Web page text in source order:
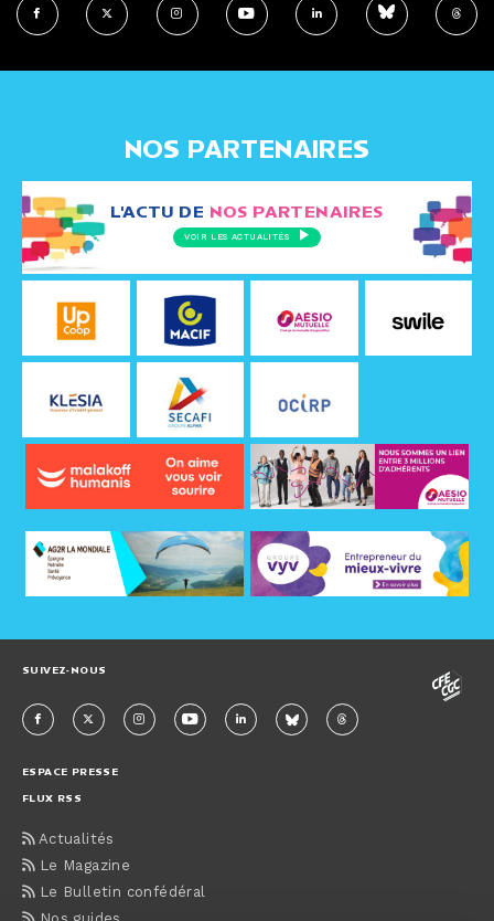
NOS PARTENAIRES
L'ACTU DE NOS PARTENAIRES
VOIR LES ACTUALITÉS
SUIVEZ-NOUS
ESPACE PRESSE
FLUX RSS
Actualités
Le Magazine
Le Bulletin confédéral